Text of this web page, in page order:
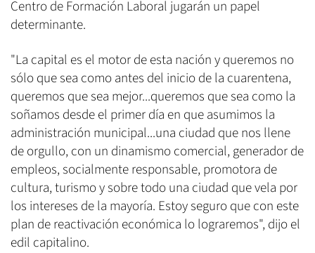
Centro de Formación Laboral jugarán un papel
determinante.
"La capital es el motor de esta nación y queremos no
sólo que sea como antes del inicio de la cuarentena,
queremos que sea mejor...queremos que sea como la
soñamos desde el primer día en que asumimos la
administración municipal...una ciudad que nos llene
de orgullo, con un dinamismo comercial, generador de
empleos, socialmente responsable, promotora de
cultura, turismo y sobre todo una ciudad que vela por
los intereses de la mayoría. Estoy seguro que con este
plan de reactivación económica lo lograremos", dijo el
edil capitalino.